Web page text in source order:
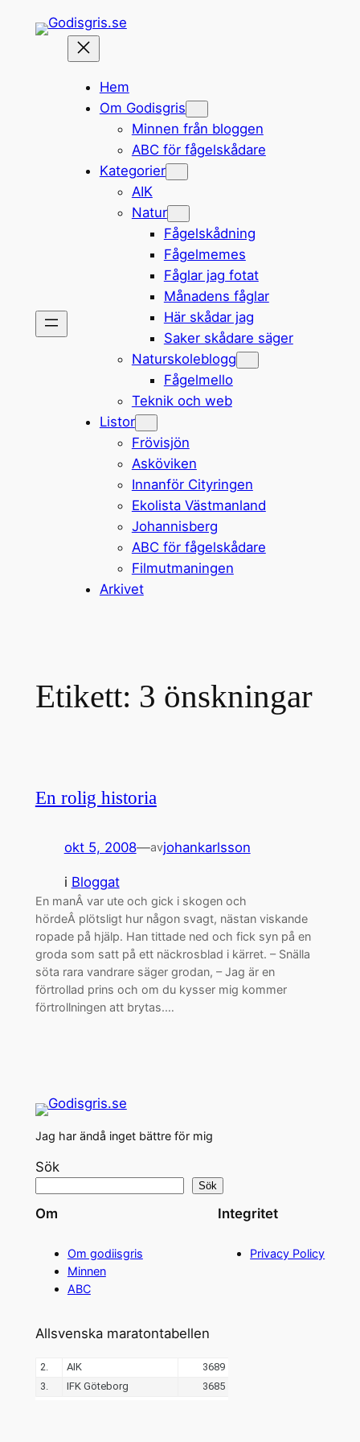
Hem
Om Godisgris
Minnen från bloggen
ABC för fågelskådare
Kategorier
AIK
Natur
Fågelskådning
Fågelmemes
Fåglar jag fotat
Månadens fåglar
Här skådar jag
Saker skådare säger
Naturskoleblogg
Fågelmello
Teknik och web
Listor
Frövisjön
Asköviken
Innanför Cityringen
Ekolista Västmanland
Johannisberg
ABC för fågelskådare
Filmutmaningen
Arkivet
Etikett: 3 önskningar
En rolig historia
okt 5, 2008—avjohankarlsson
i Bloggat
En manÂ var ute och gick i skogen och
hördeÂ plötsligt hur någon svagt, nästan viskande
ropade på hjälp. Han tittade ned och fick syn på en
groda som satt på ett näckrosblad i kärret. – Snälla
söta rara vandrare säger grodan, – Jag är en
förtrollad prins och om du kysser mig kommer
förtrollningen att brytas.…
Jag har ändå inget bättre för mig
Sök
Sök
Om
Om godiisgris
Minnen
ABC
Integritet
Privacy Policy
Allsvenska maratontabellen